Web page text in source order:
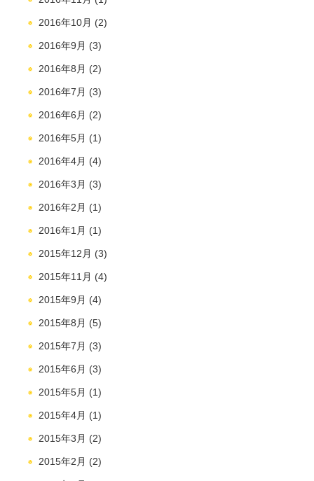
2016年10月 (2)
2016年9月 (3)
2016年8月 (2)
2016年7月 (3)
2016年6月 (2)
2016年5月 (1)
2016年4月 (4)
2016年3月 (3)
2016年2月 (1)
2016年1月 (1)
2015年12月 (3)
2015年11月 (4)
2015年9月 (4)
2015年8月 (5)
2015年7月 (3)
2015年6月 (3)
2015年5月 (1)
2015年4月 (1)
2015年3月 (2)
2015年2月 (2)